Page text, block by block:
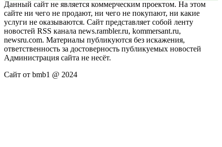
Данный сайт не является коммерческим проектом. На этом
сайте ни чего не продают, ни чего не покупают, ни какие
услуги не оказываются. Сайт представляет собой ленту
новостей RSS канала news.rambler.ru, kommersant.ru,
newsru.com. Материалы публикуются без искажения,
ответственность за достоверность публикуемых новостей
Администрация сайта не несёт.
Сайт от bmb1 @ 2024